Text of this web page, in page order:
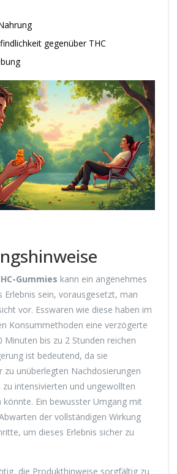
gegenüber THC
Gummies kann ein angenehmes
Erlebnis sein, vorausgesetzt, man
vor. Esswaren wie diese haben im
Konsummethoden eine verzögerte
Minuten bis zu 2 Stunden reichen
ist bedeutend, da sie
zu unüberlegten Nachdosierungen
intensivierten und ungewollten
könnte. Ein bewusster Umgang mit
der vollständigen Wirkung
um dieses Erlebnis sicher zu
die Produkthinweise sorgfältig zu